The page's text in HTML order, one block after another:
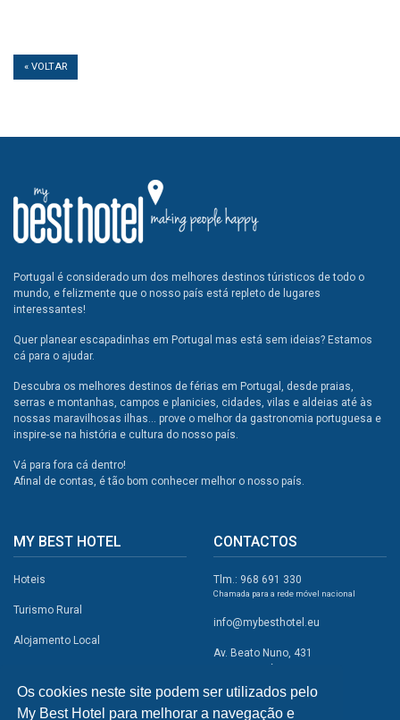
Os cookies neste site podem ser utilizados pelo
My Best Hotel para melhorar a navegação e
« VOLTAR
Portugal é considerado um dos melhores destinos túristicos de todo o
mundo, e felizmente que o nosso país está repleto de lugares
interessantes!
Quer planear escapadinhas em Portugal mas está sem ideias? Estamos
cá para o ajudar.
Descubra os melhores destinos de férias em Portugal, desde praias,
serras e montanhas, campos e planicies, cidades, vilas e aldeias até às
nossas maravilhosas ilhas... prove o melhor da gastronomia portuguesa e
inspire-se na história e cultura do nosso país.
Vá para fora cá dentro!
Afinal de contas, é tão bom conhecer melhor o nosso país.
MY BEST HOTEL
Hoteis
Turismo Rural
Alojamento Local
Campismo
CONTACTOS
Tlm.: 968 691 330
Chamada para a rede móvel nacional
info@mybesthotel.eu
Av. Beato Nuno, 431
2495-401 Fátima